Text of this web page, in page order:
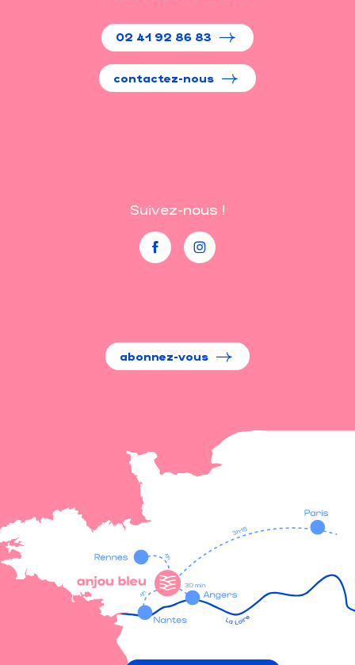
02 41 92 86 83
contactez-nous
Suivez-nous !
abonnez-vous